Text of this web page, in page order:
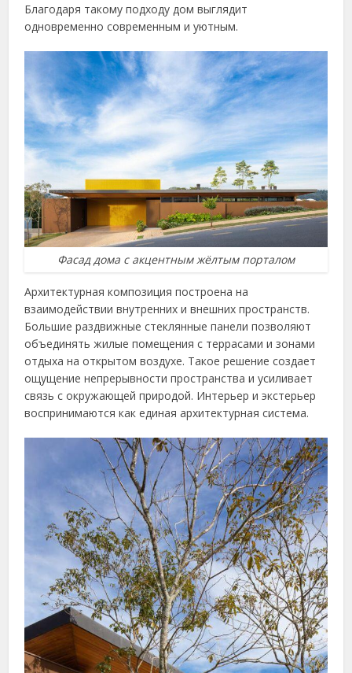
Благодаря такому подходу дом выглядит
одновременно современным и уютным.
Фасад дома с акцентным жёлтым порталом
Архитектурная композиция построена на
взаимодействии внутренних и внешних пространств.
Большие раздвижные стеклянные панели позволяют
объединять жилые помещения с террасами и зонами
отдыха на открытом воздухе. Такое решение создает
ощущение непрерывности пространства и усиливает
связь с окружающей природой. Интерьер и экстерьер
воспринимаются как единая архитектурная система.